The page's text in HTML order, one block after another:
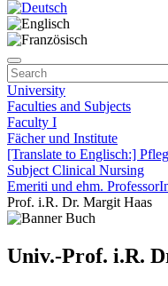
University
Faculties and Subjects
Faculty I
Fächer und Institute
[Translate to Englisch:]
Subject Clinical Nursing
Emeriti und ehm.
Prof. i.R. Dr. Margit Haas
Univ.-Prof. i.R.